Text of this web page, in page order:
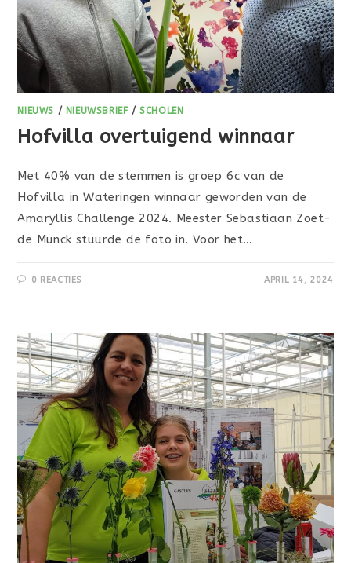
NIEUWS / NIEUWSBRIEF/SCHOLEN
Hofvilla overtuigend winnaar
Met 40% van de stemmen is groep 6c van de
Hofvilla in Wateringen winnaar geworden van de
Amaryllis Challenge 2024. Meester Sebastiaan Zoet-
de Munck stuurde de foto in. Voor het…
0 REACTIES APRIL 14, 2024